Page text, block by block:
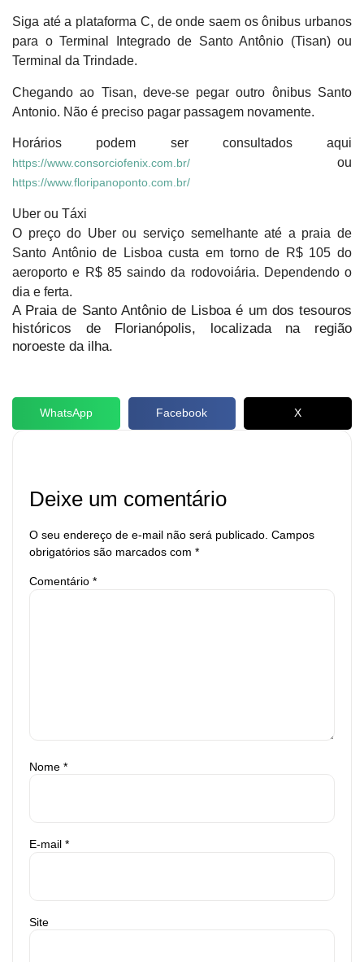
Siga até a plataforma C, de onde saem os ônibus urbanos
para o Terminal Integrado de Santo Antônio (Tisan) ou
Terminal da Trindade.
Chegando ao Tisan, deve-se pegar outro ônibus Santo
Antonio. Não é preciso pagar passagem novamente.
Horários podem ser consultados aqui
https://www.consorciofenix.com.br/ ou
https://www.floripanoponto.com.br/
Uber ou Táxi
O preço do Uber ou serviço semelhante até a praia de
Santo Antônio de Lisboa custa em torno de R$ 105 do
aeroporto e R$ 85 saindo da rodovoiária. Dependendo o
dia e ferta.
A Praia de Santo Antônio de Lisboa é um dos tesouros
históricos de Florianópolis, localizada na região
noroeste da ilha.
WhatsApp Facebook X
Deixe um comentário
O seu endereço de e-mail não será publicado. Campos
obrigatórios são marcados com *
Comentário *
Nome *
E-mail *
Site